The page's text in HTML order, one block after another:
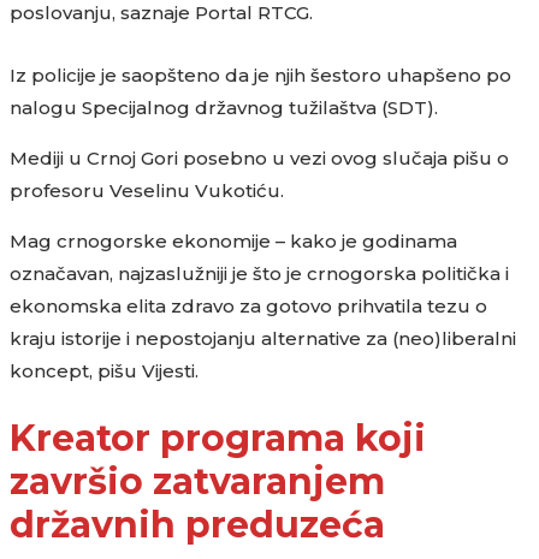
poslovanju, saznaje Portal RTCG.
Iz policije je saopšteno da je njih šestoro uhapšeno po
nalogu Specijalnog državnog tužilaštva (SDT).
Mediji u Crnoj Gori posebno u vezi ovog slučaja pišu o
profesoru Veselinu Vukotiću.
Mag crnogorske ekonomije – kako je godinama
označavan, najzaslužniji je što je crnogorska politička i
ekonomska elita zdravo za gotovo prihvatila tezu o
kraju istorije i nepostojanju alternative za (neo)liberalni
koncept, pišu Vijesti.
Kreator programa koji
završio zatvaranjem
državnih preduzeća